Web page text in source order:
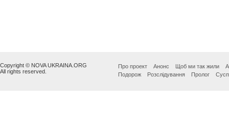
Copyright © NOVA UKRAINA.ORG
All rights reserved.
Про проект Анонс Щоб ми так жили
Подорож
Розслідування Пролог